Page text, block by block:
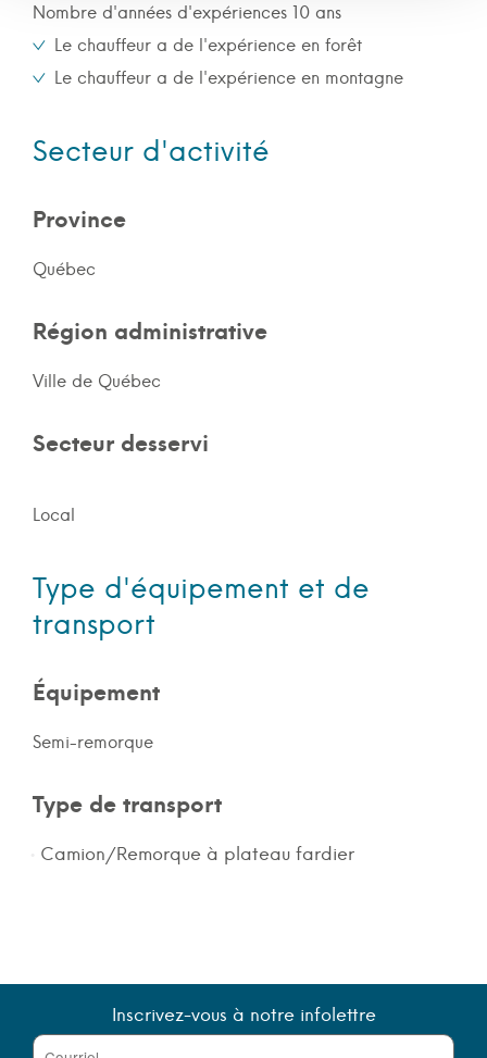
Nombre d'années d'expériences 10 ans
Le chauffeur a de l'expérience en forêt
Le chauffeur a de l'expérience en montagne
Secteur d'activité
Province
Québec
Région administrative
Ville de Québec
Secteur desservi
Local
Type d'équipement et de
transport
Équipement
Semi-remorque
Type de transport
Camion/Remorque à plateau fardier
Inscrivez-vous à notre infolettre